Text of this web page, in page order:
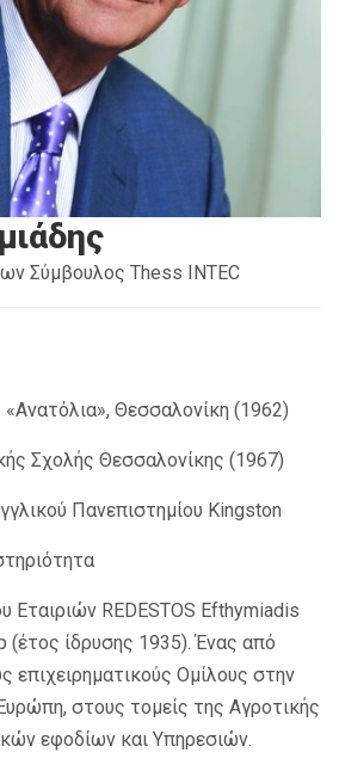
Σύμβουλος Thess INTEC
Θεσσαλονίκη (1962)
Σχολής Θεσσαλονίκης (1967)
Πανεπιστημίου Kingston
Εταιριών REDESTOS Efthymiadis
(έτος ίδρυσης 1935). Ένας από
επιχειρηματικούς Ομίλους στην
στους τομείς της Αγροτικής
εφοδίων και Υπηρεσιών.